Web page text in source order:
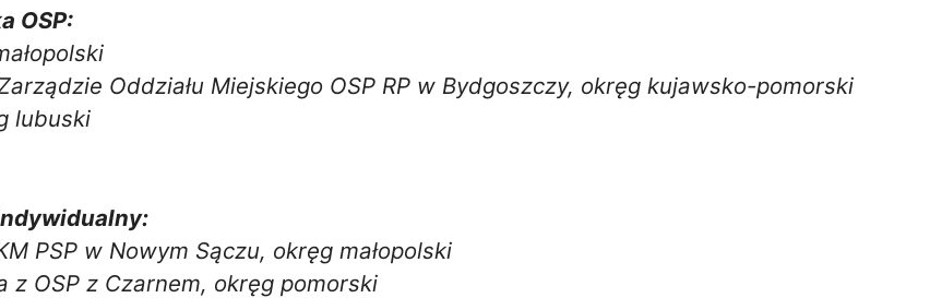
OSP:
Oddziału Miejskiego OSP RP w Bydgoszczy, okręg kujawsko-pomorski
lubuski
PSP w Nowym Sączu, okręg małopolski
z OSP z Czarnem, okręg pomorski